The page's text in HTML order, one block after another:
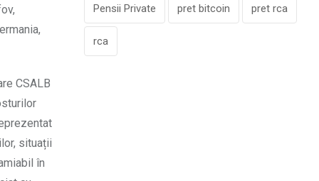
CSALB
situații
în
Pensii Private pret bitcoin pret rca
rca